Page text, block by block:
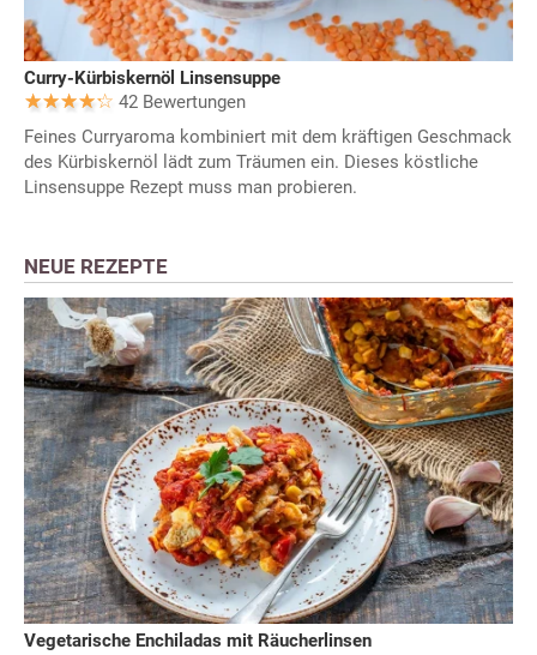
Curry-Kürbiskernöl Linsensuppe
42 Bewertungen
Feines Curryaroma kombiniert mit dem kräftigen Geschmack
des Kürbiskernöl lädt zum Träumen ein. Dieses köstliche
Linsensuppe Rezept muss man probieren.
NEUE REZEPTE
Vegetarische Enchiladas mit Räucherlinsen